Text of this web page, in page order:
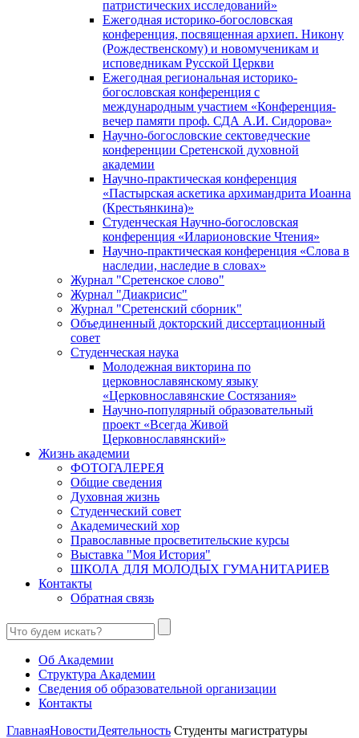
патристических исследований»
Ежегодная историко-богословская
конференция, посвященная архиеп. Никону
(Рождественскому) и новомученикам и
исповедникам Русской Церкви
Ежегодная региональная историко-
богословская конференция с
международным участием «Конференция-
вечер памяти проф. СДА А.И. Сидорова»
Научно-богословские сектоведческие
конференции Сретенской духовной
академии
Научно-практическая конференция
«Пастырская аскетика архимандрита Иоанна
(Крестьянкина)»
Студенческая Научно-богословская
конференция «Иларионовские Чтения»
Научно-практическая конференция «Cлова в
наследии, наследие в словах»
Журнал "Сретенское слово"
Журнал "Диакрисис"
Журнал "Сретенский сборник"
Объединенный докторский диссертационный
совет
Студенческая наука
Молодежная викторина по
церковнославянскому языку
«Церковнославянские Состязания»
Научно-популярный образовательный
проект «Всегда Живой
Церковнославянский»
Жизнь академии
ФОТОГАЛЕРЕЯ
Общие сведения
Духовная жизнь
Студенческий совет
Академический хор
Православные просветительские курсы
Выставка "Моя История"
ШКОЛА ДЛЯ МОЛОДЫХ ГУМАНИТАРИЕВ
Контакты
Обратная связь
Об Академии
Структура Академии
Сведения об образовательной организации
Контакты
ГлавнаяНовостиДеятельность Студенты магистратуры